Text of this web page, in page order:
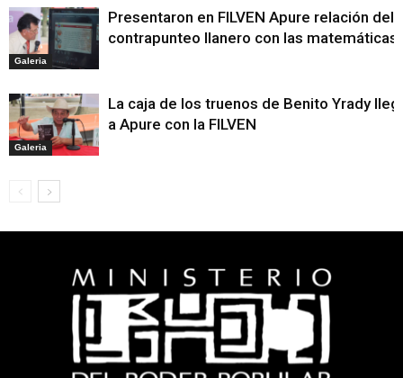
Galeria
Presentaron en FILVEN Apure relación del
contrapunteo llanero con las matemáticas
Galeria
La caja de los truenos de Benito Yrady
a Apure con la FILVEN